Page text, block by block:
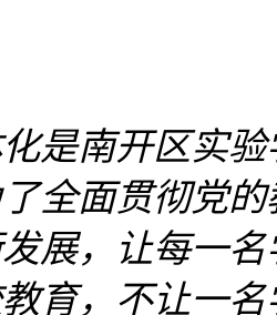
是南开区实
全面贯彻党
展，让每一
育，不让一